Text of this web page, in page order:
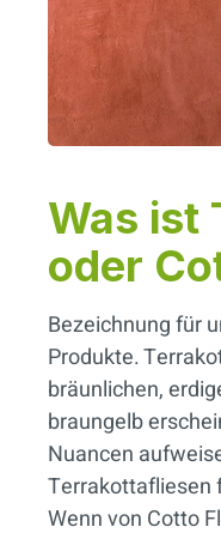
Was ist
oder
Bezeichnung für
Produkte.
bräunlichen,
braungelb
Nuancen
Terrakottafliesen
Wenn von Cotto